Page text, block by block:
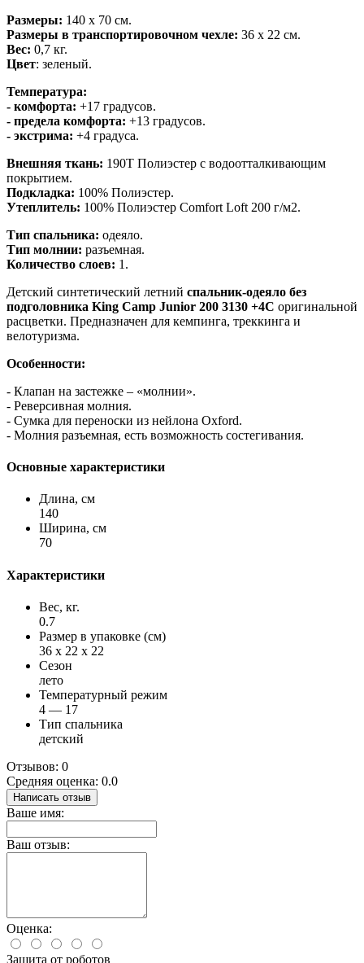
Размеры: 140 х 70 см.
Размеры в транспортировочном чехле: 36 х 22 см.
Вес: 0,7 кг.
Цвет: зеленый.
Температура:
- комфорта: +17 градусов.
- предела комфорта: +13 градусов.
- экстрима: +4 градуса.
Внешняя ткань: 190Т Полиэстер с водоотталкивающим
покрытием.
Подкладка: 100% Полиэстер.
Утеплитель: 100% Полиэстер Comfort Loft 200 г/м2.
Тип спальника: одеяло.
Тип молнии: разъемная.
Количество слоев: 1.
Детский синтетический летний спальник-одеяло без
подголовника King Camp Junior 200 3130 +4C оригинальной
расцветки. Предназначен для кемпинга, треккинга и
велотуризма.
Особенности:
- Клапан на застежке – «молнии».
- Реверсивная молния.
- Сумка для переноски из нейлона Oxford.
- Молния разъемная, есть возможность состегивания.
Основные характеристики
Длина, см
140
Ширина, см
70
Характеристики
Вес, кг.
0.7
Размер в упаковке (см)
36 x 22 x 22
Сезон
лето
Температурный режим
4 — 17
Тип спальника
детский
Отзывов: 0
Средняя оценка: 0.0
Написать отзыв
Ваше имя:
Ваш отзыв:
Оценка:
Защита от роботов